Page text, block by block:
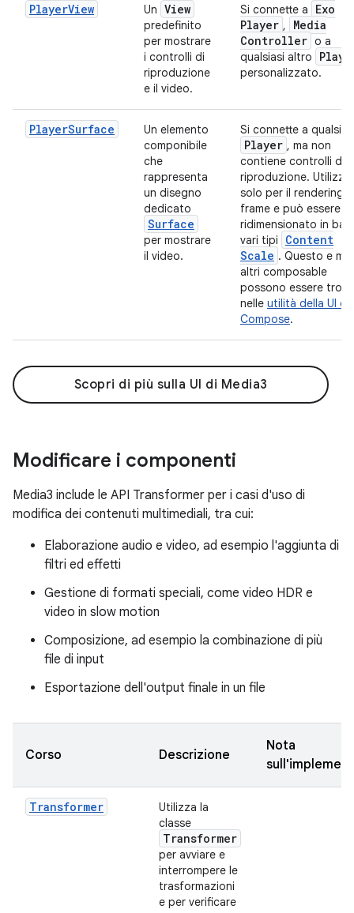
PlayerView Un View
predefinito
per mostrare
i controlli di
riproduzione
e il video.
Si connette a
Exo
Player ,
Media
Controller o a
qualsiasi altro
personalizzato.
PlayerSurface
Un elemento
componibile
che
rappresenta
un disegno
dedicato
Surface
per mostrare
il video.
Si connette a
Player , ma non
contiene controlli di
riproduzione.
solo per il rendering
frame e può essere
ridimensionato in
vari tipi
Content
Scale . Questo e
altri composable
possono essere
nelle utilità della UI di
Compose.
Scopri di più sulla UI di Media3
Modificare i componenti
Media3 include le API Transformer per i casi d'uso di
modifica dei contenuti multimediali, tra cui:
Elaborazione audio e video, ad esempio l'aggiunta di
filtri ed effetti
Gestione di formati speciali, come video HDR e
video in slow motion
Composizione, ad esempio la combinazione di più
file di input
Esportazione dell'output finale in un file
Corso Descrizione
Nota
Transformer
Utilizza la
classe
Transformer
per avviare e
interrompere le
trasformazioni
e per verificare